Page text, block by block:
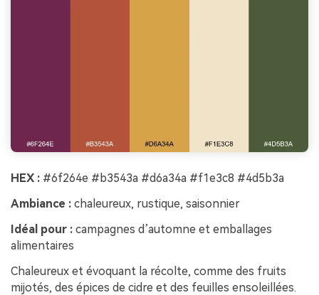
HEX : #6f264e #b3543a #d6a34a #f1e3c8 #4d5b3a
Ambiance : chaleureux, rustique, saisonnier
Idéal pour : campagnes d’automne et emballages
alimentaires
Chaleureux et évoquant la récolte, comme des fruits
mijotés, des épices de cidre et des feuilles ensoleillées.